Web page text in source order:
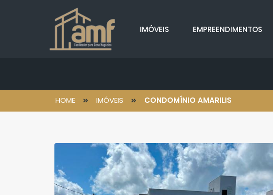
IMÓVEIS EMPREENDIMENTOS
HOME IMÓVEIS CONDOMÍNIO AMARILIS